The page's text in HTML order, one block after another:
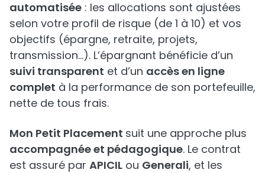
automatisée : les allocations sont ajustées
selon votre profil de risque (de 1 à 10) et vos
objectifs (épargne, retraite, projets,
transmission…). L’épargnant bénéficie d’un
suivi transparent et d’un accès en ligne
complet à la performance de son portefeuille,
nette de tous frais.
Mon Petit Placement suit une approche plus
accompagnée et pédagogique. Le contrat
est assuré par APICIL ou Generali, et les